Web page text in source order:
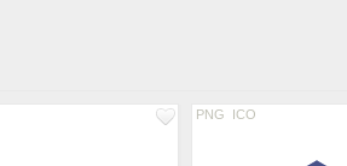
PNG ICO